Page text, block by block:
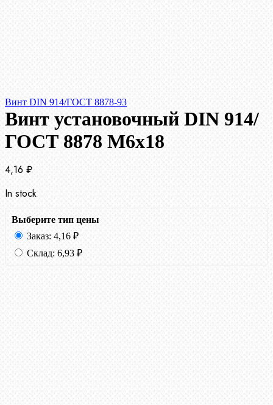
Винт DIN 914/ГОСТ 8878-93
Винт установочный DIN 914/
ГОСТ 8878 M6x18
4,16 ₽
In stock
Выберите тип цены
Заказ: 4,16 ₽
Склад: 6,93 ₽